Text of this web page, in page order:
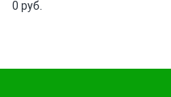
0 руб.